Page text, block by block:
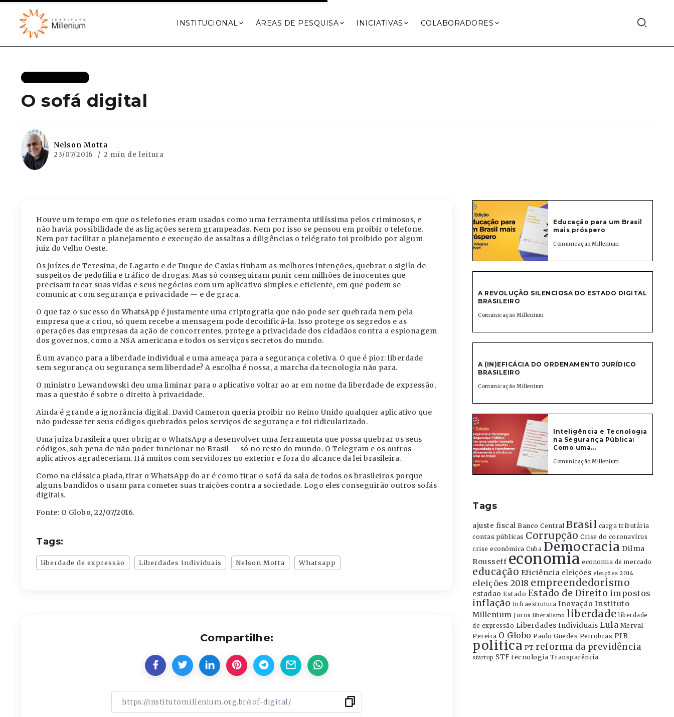
INSTITUCIONAL ÁREAS DE PESQUISA INICIATIVAS COLABORADORES
O sofá digital
Nelson Motta
23/07/2016 2 min de leitura
Houve um tempo em que os telefones eram usados como uma ferramenta utilíssima pelos criminosos, e
não havia possibilidade de as ligações serem grampeadas. Nem por isso se pensou em proibir o telefone.
Nem por facilitar o planejamento e execução de assaltos a diligências o telégrafo foi proibido por algum
juiz do Velho Oeste.
Os juízes de Teresina, de Lagarto e de Duque de Caxias tinham as melhores intenções, quebrar o sigilo de
suspeitos de pedofilia e tráfico de drogas. Mas só conseguiram punir cem milhões de inocentes que
precisam tocar suas vidas e seus negócios com um aplicativo simples e eficiente, em que podem se
comunicar com segurança e privacidade — e de graça.
O que faz o sucesso do WhatsApp é justamente uma criptografia que não pode ser quebrada nem pela
empresa que a criou, só quem recebe a mensagem pode decodificá-la. Isso protege os segredos e as
operações das empresas da ação de concorrentes, protege a privacidade dos cidadãos contra a espionagem
dos governos, como a NSA americana e todos os serviços secretos do mundo.
É um avanço para a liberdade individual e uma ameaça para a segurança coletiva. O que é pior: liberdade
sem segurança ou segurança sem liberdade? A escolha é nossa, a marcha da tecnologia não para.
O ministro Lewandowski deu uma liminar para o aplicativo voltar ao ar em nome da liberdade de expressão,
mas a questão é sobre o direito à privacidade.
Ainda é grande a ignorância digital. David Cameron queria proibir no Reino Unido qualquer aplicativo que
não pudesse ter seus códigos quebrados pelos serviços de segurança e foi ridicularizado.
Uma juíza brasileira quer obrigar o WhatsApp a desenvolver uma ferramenta que possa quebrar os seus
códigos, sob pena de não poder funcionar no Brasil — só no resto do mundo. O Telegram e os outros
aplicativos agradeceriam. Há muitos com servidores no exterior e fora do alcance da lei brasileira.
Como na clássica piada, tirar o WhatsApp do ar é como tirar o sofá da sala de todos os brasileiros porque
alguns bandidos o usam para cometer suas traições contra a sociedade. Logo eles conseguirão outros sofás
digitais.
Fonte: O Globo, 22/07/2016.
Tags:
liberdade de expressão Liberdades Individuais Nelson Motta Whatsapp
Compartilhe:
Educação para um Brasil
mais próspero
Comunicação Millenium
A REVOLUÇÃO SILENCIOSA DO ESTADO DIGITAL
BRASILEIRO
Comunicação Millenium
A (IN)EFICÁCIA DO ORDENAMENTO JURÍDICO
BRASILEIRO
Comunicação Millenium
Inteligência e Tecnologia
na Segurança Pública:
Como uma...
Comunicação Millenium
Tags
ajuste fiscal Banco Central Brasil carga tributária
contas públicas Corrupção Crise do coronavírus
crise econômica Cuba Democracia Dilma
Rousseff economia economia de mercado
educação Eficiência eleições eleições 2014
eleições 2018 empreendedorismo
estadao Estado Estado de Direito impostos
inflação Infraestrutura Inovação Instituto
Millenium Juros liberalismo liberdade liberdade
de expressão Liberdades Individuais Lula Merval
Pereira O Globo Paulo Guedes Petrobras PIB
politica PT reforma da previdência
startup STF tecnologia Transparência